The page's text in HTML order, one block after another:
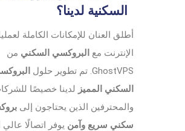
السكنية لدينا؟
أطلق العنان للإمكانات الكاملة
الإنترنت مع البروكسي السكني من
GhostVPS. تم تطوير حلول
السكني المميز لدينا خصيصًا
والمحترفين الذين يحتاجون إلى
سكني سريع وآمن يوفر اتصالًا